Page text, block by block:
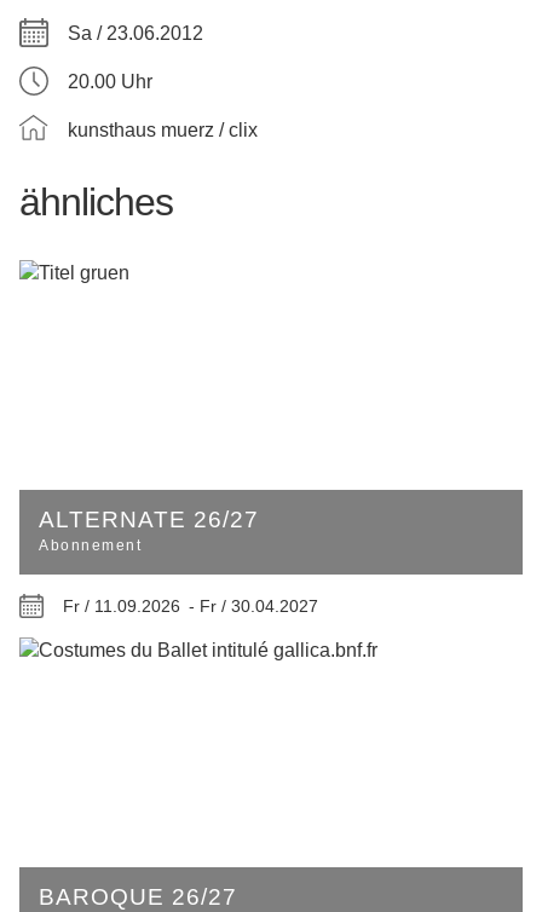
Sa / 23.06.2012
20.00 Uhr
kunsthaus muerz / clix
ähnliches
ALTERNATE 26/27
Abonnement
Fr / 11.09.2026 - Fr / 30.04.2027
BAROQUE 26/27